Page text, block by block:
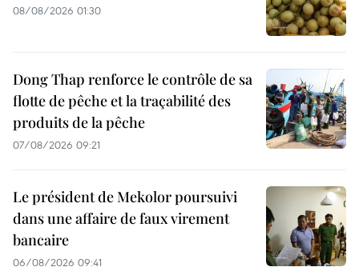
08/08/2026 01:30
Dong Thap renforce le contrôle de sa
flotte de pêche et la traçabilité des
produits de la pêche
07/08/2026 09:21
Le président de Mekolor poursuivi
dans une affaire de faux virement
bancaire
06/08/2026 09:41